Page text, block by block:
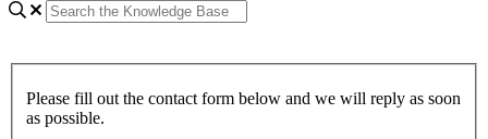
Please fill out the contact form below and we will reply as soon
as possible.